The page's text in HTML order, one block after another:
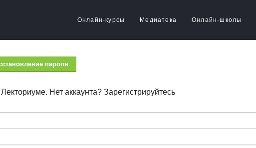
Онлайн-курсы Медиатека Онлайн-школы
пароля